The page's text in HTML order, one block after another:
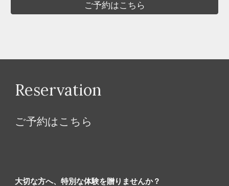
ご予約はこちら
Reservation
ご予約はこちら
大切な方へ、特別な体験を贈りませんか？